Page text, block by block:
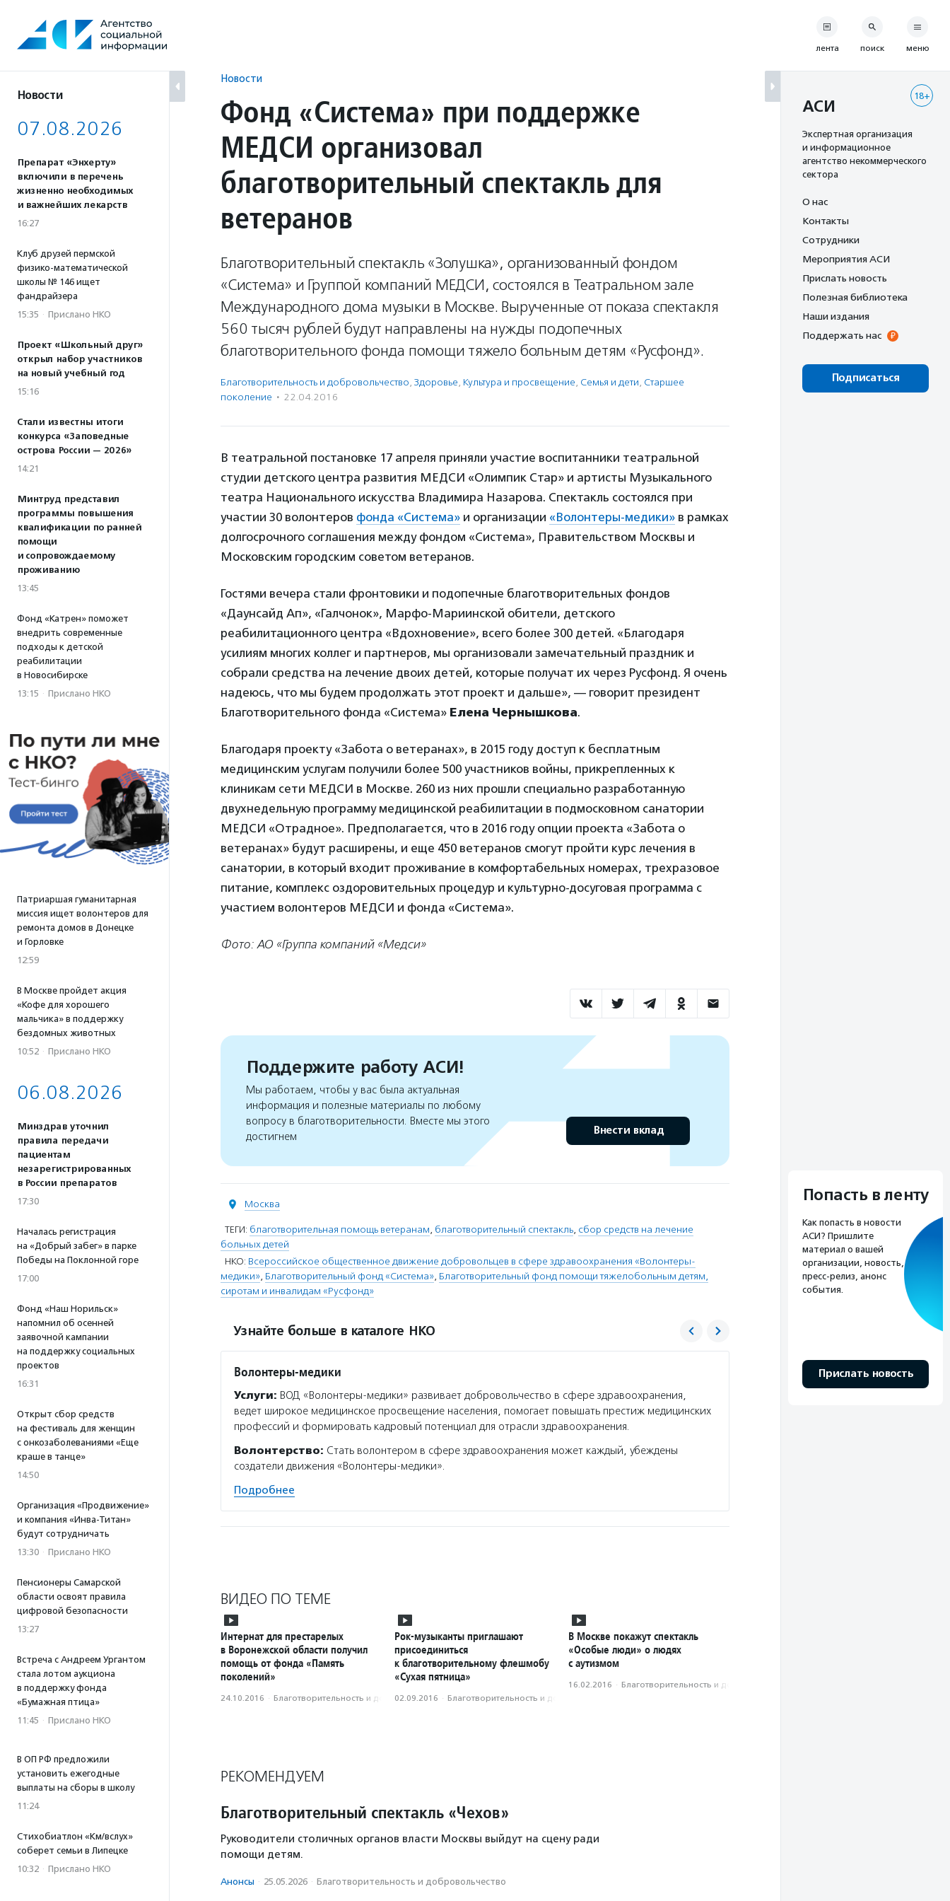
содержанию
Новости
07.08.2026
Препарат «Энхерту»
включили в перечень
жизненно необходимых
и важнейших лекарств
16:27
Клуб друзей пермской
физико-математической
школы № 146 ищет
фандрайзера
15:35 · Прислано НКО
Проект «Школьный друг»
открыл набор участников
на новый учебный год
15:16
Стали известны итоги
конкурса «Заповедные
острова России — 2026»
14:21
Минтруд представил
программы повышения
квалификации по ранней
помощи
и сопровождаемому
проживанию
13:45
Фонд «Катрен» поможет
внедрить современные
подходы к детской
реабилитации
в Новосибирске
13:15 · Прислано НКО
Патриаршая гуманитарная
миссия ищет волонтеров для
ремонта домов в Донецке
и Горловке
12:59
В Москве пройдет акция
«Кофе для хорошего
мальчика» в поддержку
бездомных животных
10:52 · Прислано НКО
06.08.2026
Минздрав уточнил
правила передачи
пациентам
незарегистрированных
в России препаратов
17:30
Началась регистрация
на «Добрый забег» в парке
Победы на Поклонной горе
17:00
Фонд «Наш Норильск»
напомнил об осенней
заявочной кампании
на поддержку социальных
проектов
16:31
Открыт сбор средств
на фестиваль для женщин
с онкозаболеваниями «Еще
краше в танце»
14:50
Организация «Продвижение»
и компания «Инва-Титан»
будут сотрудничать
13:30 · Прислано НКО
Пенсионеры Самарской
области освоят правила
цифровой безопасности
13:27
Встреча с Андреем Ургантом
стала лотом аукциона
в поддержку фонда
«Бумажная птица»
11:45 · Прислано НКО
В ОП РФ предложили
установить ежегодные
выплаты на сборы в школу
11:24
Стихобиатлон «Км/вслух»
соберет семьи в Липецке
10:32 · Прислано НКО
Новости
Фонд «Система» при поддержке
МЕДСИ организовал
благотворительный спектакль для
ветеранов
Благотворительный спектакль «Золушка», организованный фондом
«Система» и Группой компаний МЕДСИ, состоялся в Театральном зале
Международного дома музыки в Москве. Вырученные от показа спектакля
560 тысяч рублей будут направлены на нужды подопечных
благотворительного фонда помощи тяжело больным детям «Русфонд».
Благотвори­тель­ность и доброволь­чест­во, Здоровье, Культура и просвещение, Семья и дети, Старшее
поколение · 22.04.2016
В театральной постановке 17 апреля приняли участие воспитанники театральной
студии детского центра развития МЕДСИ «Олимпик Стар» и артисты Музыкального
театра Национального искусства Владимира Назарова. Спектакль состоялся при
участии 30 волонтеров фонда «Система» и организации «Волонтеры-медики» в рамках
долгосрочного соглашения между фондом «Система», Правительством Москвы и
Московским городским советом ветеранов.
Гостями вечера стали фронтовики и подопечные благотворительных фондов
«Даунсайд Ап», «Галчонок», Марфо-Мариинской обители, детского
реабилитационного центра «Вдохновение», всего более 300 детей. «Благодаря
усилиям многих коллег и партнеров, мы организовали замечательный праздник и
собрали средства на лечение двоих детей, которые получат их через Русфонд. Я очень
надеюсь, что мы будем продолжать этот проект и дальше», — говорит президент
Благотворительного фонда «Система» Елена Чернышкова.
Благодаря проекту «Забота о ветеранах», в 2015 году доступ к бесплатным
медицинским услугам получили более 500 участников войны, прикрепленных к
клиникам сети МЕДСИ в Москве. 260 из них прошли специально разработанную
двухнедельную программу медицинской реабилитации в подмосковном санатории
МЕДСИ «Отрадное». Предполагается, что в 2016 году опции проекта «Забота о
ветеранах» будут расширены, и еще 450 ветеранов смогут пройти курс лечения в
санатории, в который входит проживание в комфортабельных номерах, трехразовое
питание, комплекс оздоровительных процедур и культурно-досуговая программа с
участием волонтеров МЕДСИ и фонда «Система».
Фото: АО «Группа компаний «Медси»
Поддержите работу АСИ!
Мы работаем, чтобы у вас была актуальная
информация и полезные материалы по любому
вопросу в благотворительности. Вместе мы этого
достигнем
Внести вклад
Москва
ТЕГИ: благотворительная помощь ветеранам, благотворительный спектакль, сбор средств на лечение
больных детей
НКО: Всероссийское общественное движение добровольцев в сфере здравоохранения «Волонтеры-
медики», Благотворительный фонд «Система», Благотворительный фонд помощи тяжелобольным детям,
сиротам и инвалидам «Русфонд»
Узнайте больше в каталоге НКО
Волонтеры-медики
Услуги: ВОД «Волонтеры-медики» развивает добровольчество в сфере здравоохранения,
ведет широкое медицинское просвещение населения, помогает повышать престиж медицинских
профессий и формировать кадровый потенциал для отрасли здравоохранения.
Волонтерство: Стать волонтером в сфере здравоохранения может каждый, убеждены
создатели движения «Волонтеры-медики».
Подробнее
ВИДЕО ПО ТЕМЕ
Интернат для престарелых
в Воронежской области получил
помощь от фонда «Память
поколений»
24.10.2016 · Благотвори­тель­ность и доброволь­чест­во
Рок-музыканты приглашают
присоединиться
к благотворительному флешмобу
«Сухая пятница»
02.09.2016 · Благотвори­тель­ность и доброволь­чест­во
В Москве покажут спектакль
«Особые люди» о людях
с аутизмом
16.02.2016 · Благотвори­тель­ность и доброволь­чест­во
РЕКОМЕНДУЕМ
Благотворительный спектакль «Чехов»
Руководители столичных органов власти Москвы выйдут на сцену ради
помощи детям.
Анонсы · 25.05.2026 · Благотвори­тель­ность и доброволь­чест­во
лента поиск меню
18+
АСИ
Экспертная организация
и информационное
агентство некоммерческого
сектора
О нас
Контакты
Сотрудники
Мероприятия АСИ
Прислать новость
Полезная библиотека
Наши издания
Поддержать нас
Подписаться
Попасть в ленту
Как попасть в новости
АСИ? Пришлите
материал о вашей
организации, новость,
пресс-релиз, анонс
события.
Прислать новость